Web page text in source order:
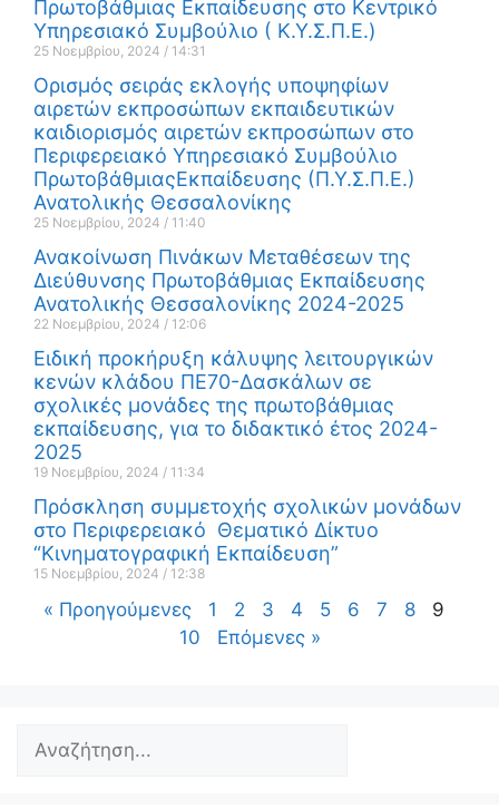
Πρωτοβάθμιας Εκπαίδευσης στο Κεντρικό
Υπηρεσιακό Συμβούλιο ( Κ.Υ.Σ.Π.Ε.)
25 Νοεμβρίου, 2024 14:31
Ορισμός σειράς εκλογής υποψηφίων
αιρετών εκπροσώπων εκπαιδευτικών
καιδιορισμός αιρετών εκπροσώπων στο
Περιφερειακό Υπηρεσιακό Συμβούλιο
ΠρωτοβάθμιαςΕκπαίδευσης (Π.Υ.Σ.Π.Ε.)
Ανατολικής Θεσσαλονίκης
25 Νοεμβρίου, 2024 11:40
Ανακοίνωση Πινάκων Μεταθέσεων της
Διεύθυνσης Πρωτοβάθμιας Εκπαίδευσης
Ανατολικής Θεσσαλονίκης 2024-2025
22 Νοεμβρίου, 2024 12:06
Ειδική προκήρυξη κάλυψης λειτουργικών
κενών κλάδου ΠΕ70-Δασκάλων σε
σχολικές μονάδες της πρωτοβάθμιας
εκπαίδευσης, για το διδακτικό έτος 2024-
2025
19 Νοεμβρίου, 2024 11:34
Πρόσκληση συμμετοχής σχολικών μονάδων
στο Περιφερειακό Θεματικό Δίκτυο
“Κινηματογραφική Εκπαίδευση”
15 Νοεμβρίου, 2024 12:38
« Προηγούμενες 1 2 3 4 5 6 7 8
9
10
Επόμενες »